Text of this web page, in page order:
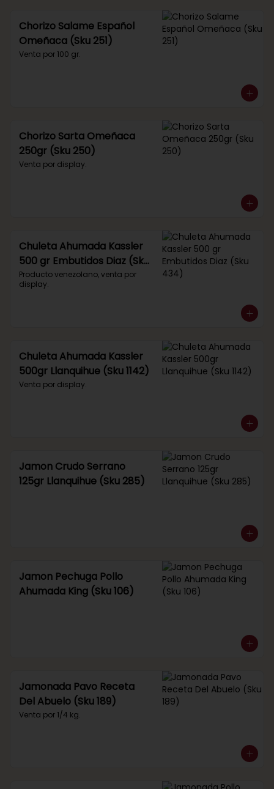
Chorizo Salame Español
Omeñaca (Sku 251)
Venta por 100 gr.
Chorizo Sarta Omeñaca
250gr (Sku 250)
Venta por display.
Chuleta Ahumada Kassler
500 gr Embutidos Diaz (Sku
434)
Producto venezolano, venta por
display.
Chuleta Ahumada Kassler
500gr Llanquihue (Sku 1142)
Venta por display.
Jamon Crudo Serrano
125gr Llanquihue (Sku 285)
Jamon Pechuga Pollo
Ahumada King (Sku 106)
Jamonada Pavo Receta
Del Abuelo (Sku 189)
Venta por 1/4 kg.